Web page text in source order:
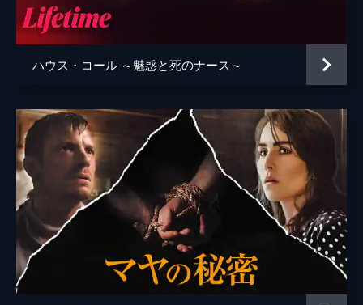
ハウス・コール ～魅惑と死のナース～